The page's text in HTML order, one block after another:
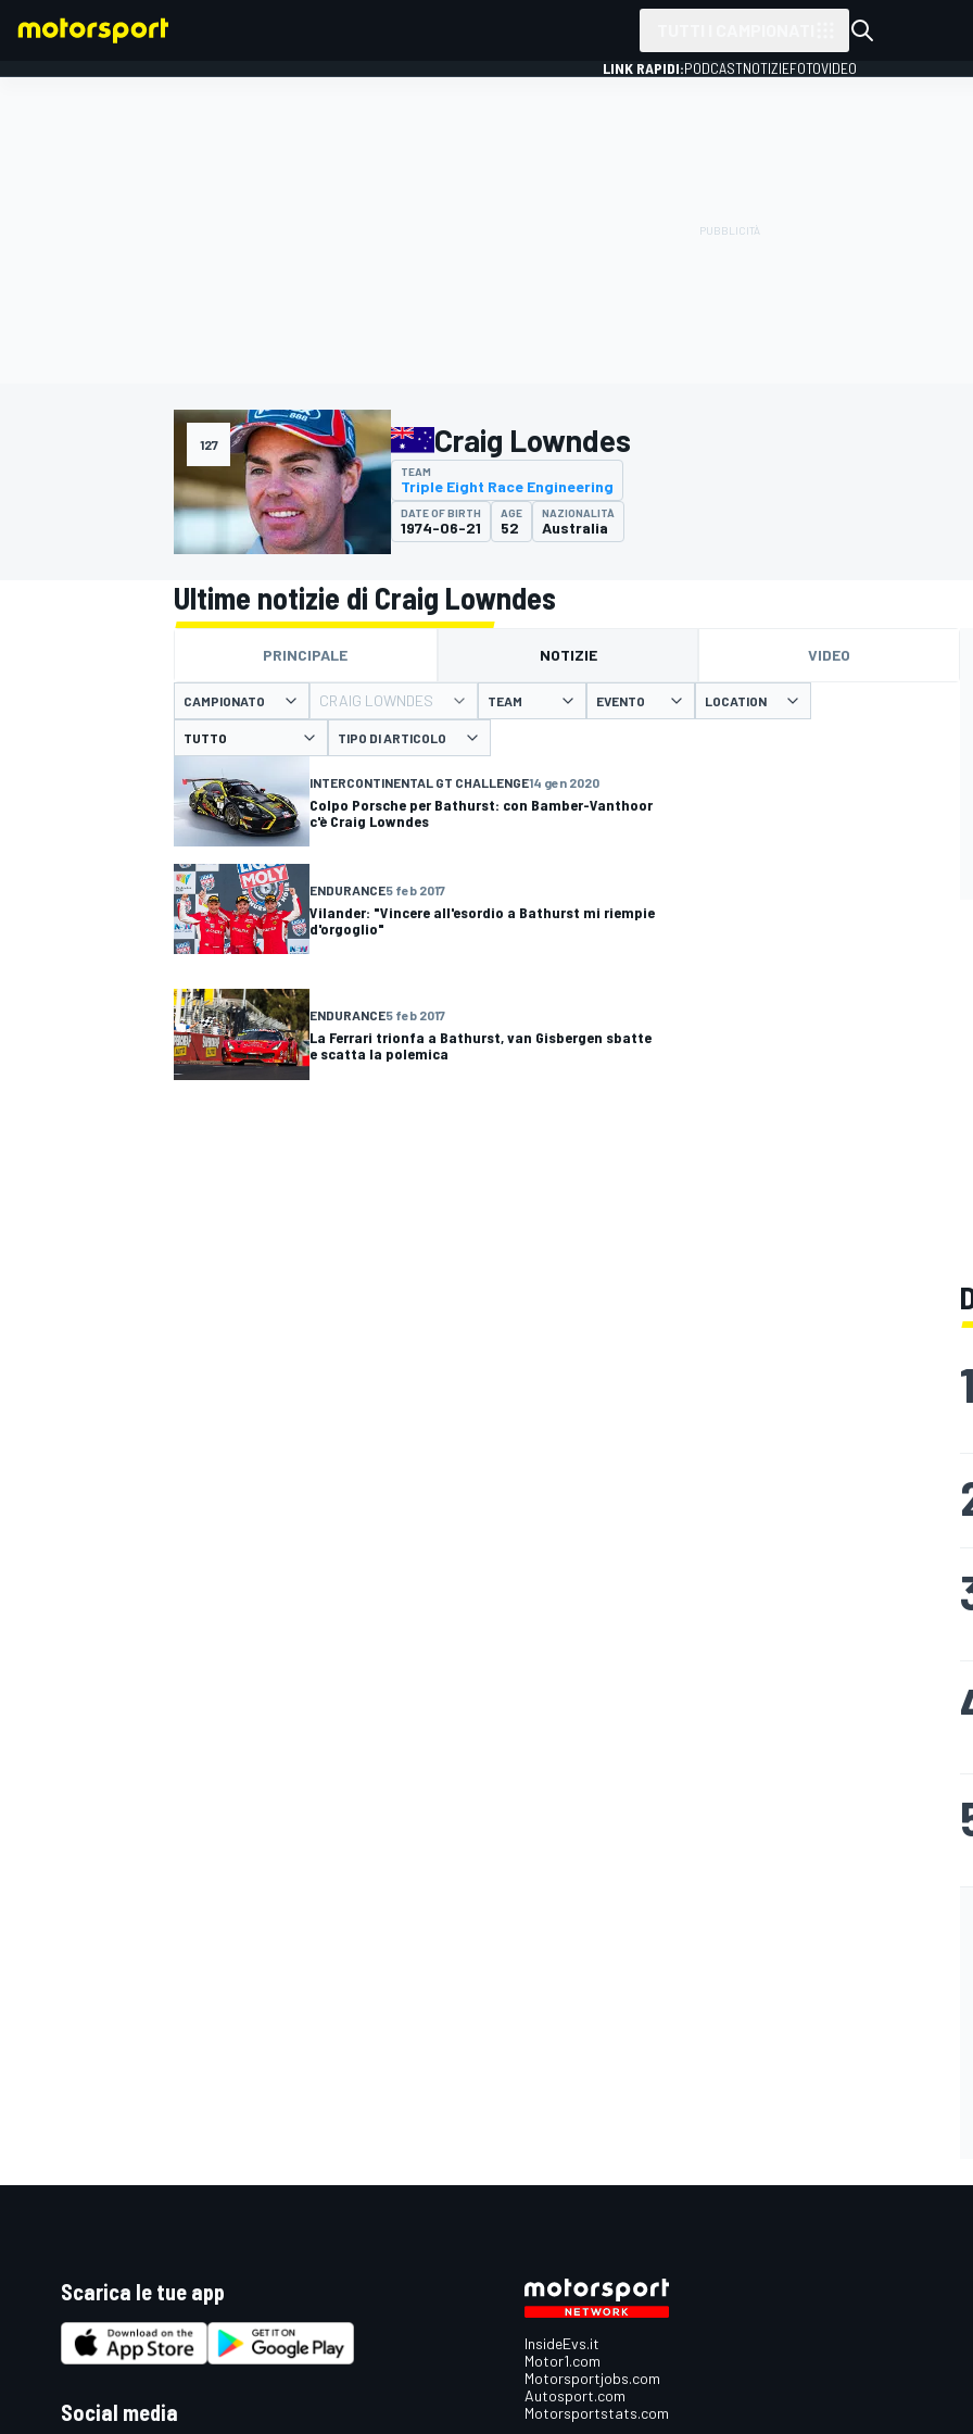
MOTOGP WEC
WRC
ENDURANCE/GT
LINK RAPIDI:PODCASTNOTIZIEFOTOVIDEO
127 Craig Lowndes
TEAM
Triple Eight Race Engineering
DATE OF BIRTH
1974-06-21
AGE
52
NAZIONALITÀ
Australia
Ultime notizie di Craig Lowndes
PRINCIPALE NOTIZIE VIDEO
CAMPIONATO CRAIG LOWNDES TEAM EVENTO LOCATION
TIPO DI ARTICOLO
INTERCONTINENTAL GT CHALLENGE14 gen 2020
Colpo Porsche per Bathurst: con Bamber-Vanthoor
c'è Craig Lowndes
ENDURANCE5 feb 2017
Vilander: "Vincere all'esordio a Bathurst mi riempie
d'orgoglio"
ENDURANCE5 feb 2017
La Ferrari trionfa a Bathurst, van Gisbergen sbatte
e scatta la polemica
1
Scarica le tue app
Social media
InsideEvs.it
Motor1.com
Motorsportjobs.com
Autosport.com
Motorsportstats.com